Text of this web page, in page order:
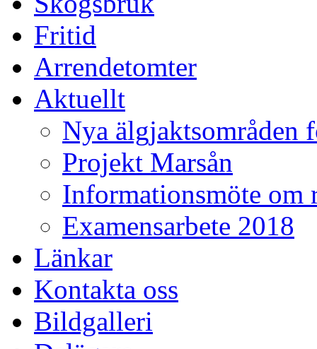
Fritid
Arrendetomter
Aktuellt
Nya älgjaktsområden
Projekt Marsån
Informationsmöte om
Examensarbete 2018
Länkar
Kontakta oss
Bildgalleri